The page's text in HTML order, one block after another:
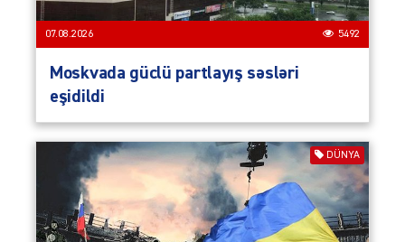
07.08.2026 5492
Moskvada güclü partlayış səsləri
eşidildi
DÜNYA